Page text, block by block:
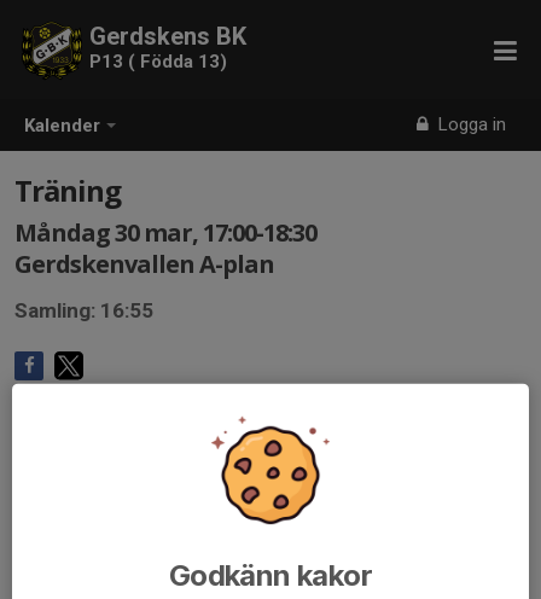
Kalender Logga in
Gerdskens BK
P13 ( Födda 13)
Träning
Måndag 30 mar, 17:00-18:30
Gerdskenvallen A-plan
Samling: 16:55
Godkänn kakor